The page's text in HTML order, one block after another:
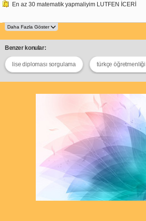
En az 30 matematik yapmaliyim LUTFEN İCERİ
Benzer konular:
lise diploması sorgulama türkçe öğretmenliği